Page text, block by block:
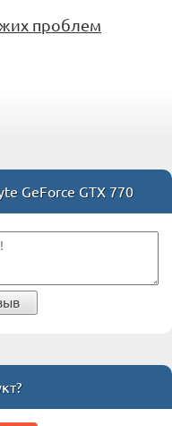
проблем
GeForce GTX 770